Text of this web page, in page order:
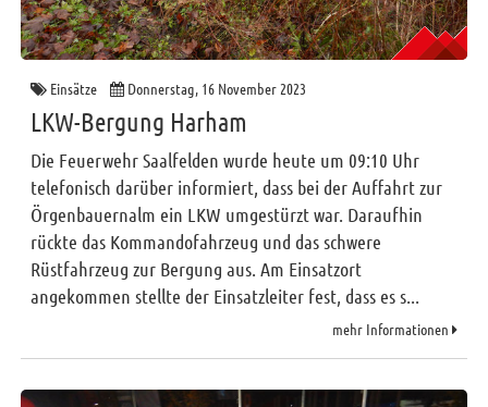
Einsätze Donnerstag, 16 November 2023
LKW-Bergung Harham
Die Feuerwehr Saalfelden wurde heute um 09:10 Uhr
telefonisch darüber informiert, dass bei der Auffahrt zur
Örgenbauernalm ein LKW umgestürzt war. Daraufhin
rückte das Kommandofahrzeug und das schwere
Rüstfahrzeug zur Bergung aus. Am Einsatzort
angekommen stellte der Einsatzleiter fest, dass es s...
mehr Informationen